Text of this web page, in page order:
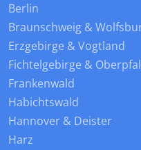
Berlin
Braunschweig &
Erzgebirge & Vogtland
Fichtelgebirge &
Frankenwald
Habichtswald
Hannover & Deister
Harz